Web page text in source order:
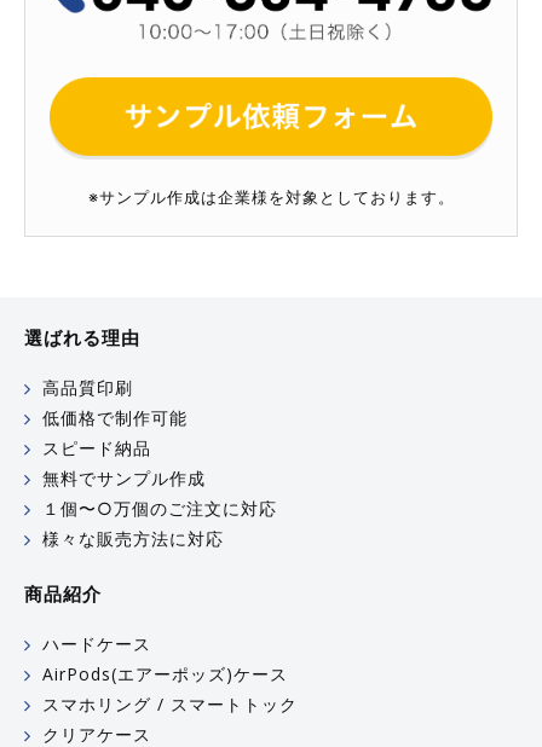
※サンプル作成は企業様を対象としております。
選ばれる理由
高品質印刷
低価格で制作可能
スピード納品
無料でサンプル作成
１個〜○万個のご注文に対応
様々な販売方法に対応
商品紹介
ハードケース
AirPods(エアーポッズ)ケース
スマホリング / スマートトック
クリアケース